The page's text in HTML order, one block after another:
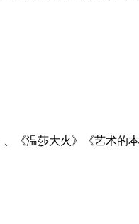
、《温莎大火》《艺术